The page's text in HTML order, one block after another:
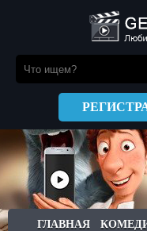
ГЛАВНАЯ